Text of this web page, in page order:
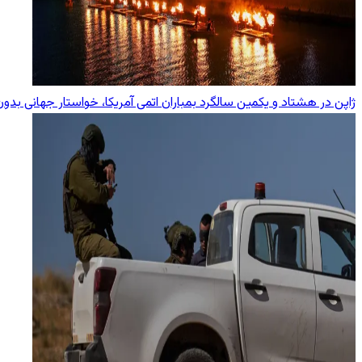
ژاپن در هشتاد و یکمین سالگرد بمباران اتمی آمریکا، خواستار